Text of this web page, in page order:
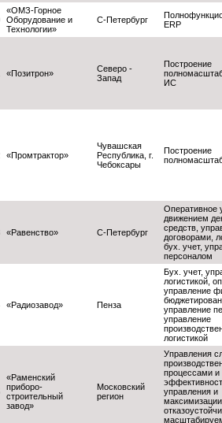
«ОМЗ-Горное
Оборудование и
Технологии»
С-Петербург
ERP
«Позитрон»
Северо -
Запад
Построение
ИС
«Промтрактор»
Чувашская
Республика, г.
Чебоксары
Построение
«Равенство» С-Петербург
Оперативное
движением
средств,
договорами,
бух. учет,
персоналом
«Радиозавод» Пенза
Бух. учет,
логистикой,
управление
управление
управление
логистикой
«Раменский
приборо-
строительный
завод»
Московский
регион
Управления
процессами
управления и
максимизации